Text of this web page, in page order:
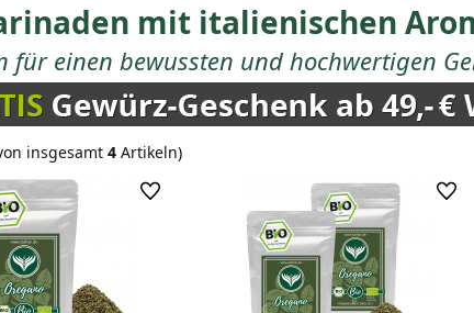
mit italienischen
für einen bewussten und hochwertigen
insgesamt 4 Artikeln)